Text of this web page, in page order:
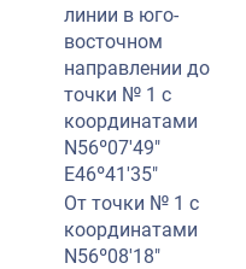
линии в юго-
восточном
направлении до
точки № 1 с
координатами
N56º07′49″
E46º41′35″
От точки № 1 с
координатами
N56º08′18″